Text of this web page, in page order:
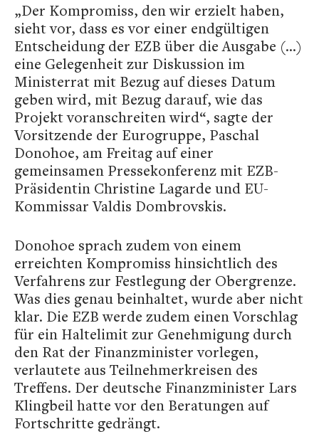
„Der Kompromiss, den wir erzielt haben,
sieht vor, dass es vor einer endgültigen
Entscheidung der EZB über die Ausgabe (…)
eine Gelegenheit zur Diskussion im
Ministerrat mit Bezug auf dieses Datum
geben wird, mit Bezug darauf, wie das
Projekt voranschreiten wird“, sagte der
Vorsitzende der Eurogruppe, Paschal
Donohoe, am Freitag auf einer
gemeinsamen Pressekonferenz mit EZB-
Präsidentin Christine Lagarde und EU-
Kommissar Valdis Dombrovskis.
Donohoe sprach zudem von einem
erreichten Kompromiss hinsichtlich des
Verfahrens zur Festlegung der Obergrenze.
Was dies genau beinhaltet, wurde aber nicht
klar. Die EZB werde zudem einen Vorschlag
für ein Haltelimit zur Genehmigung durch
den Rat der Finanzminister vorlegen,
verlautete aus Teilnehmerkreisen des
Treffens. Der deutsche Finanzminister Lars
Klingbeil hatte vor den Beratungen auf
Fortschritte gedrängt.